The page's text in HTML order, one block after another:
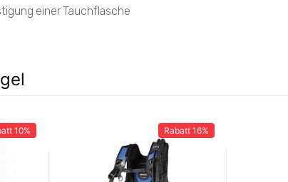
einer Tauchflasche
10% Rabatt 16%